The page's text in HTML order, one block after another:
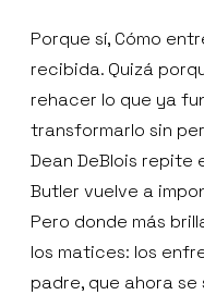
Porque sí, Cómo
recibida. Quizá
rehacer lo que ya
transformarlo sin
Dean DeBlois repite
Butler vuelve a
Pero donde más
los matices: los
padre, que ahora se